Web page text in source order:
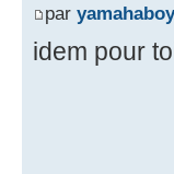
par yamahaboy
idem pour